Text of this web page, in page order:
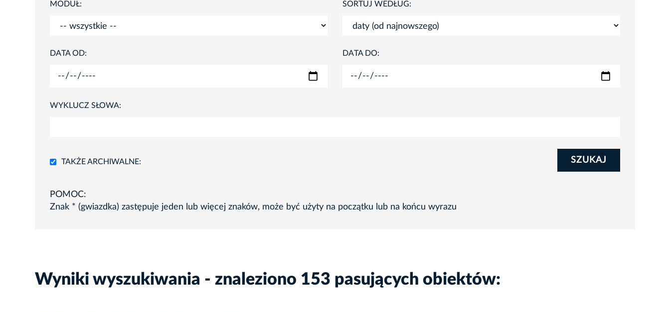
MODUŁ: SORTUJ WEDŁUG:
DATA OD: DATA DO:
WYKLUCZ SŁOWA:
TAKŻE ARCHIWALNE: SZUKAJ
POMOC:
Znak * (gwiazdka) zastępuje jeden lub więcej znaków, może być użyty na początku lub na końcu wyrazu
Wyniki wyszukiwania - znaleziono 153 pasujących obiektów: